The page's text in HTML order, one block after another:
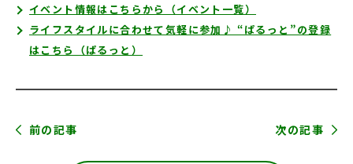
イベント情報はこちらから（イベント一覧）
ライフスタイルに合わせて気軽に参加♪ “ぱるっと”の登録
はこちら（ぱるっと）
前の記事 次の記事